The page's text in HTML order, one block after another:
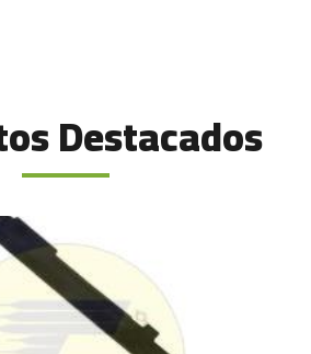
Destacados